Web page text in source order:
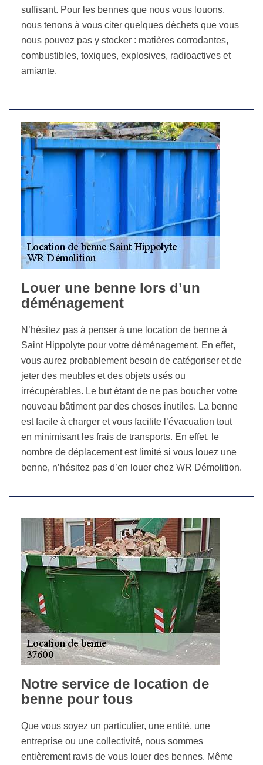
suffisant. Pour les bennes que nous vous louons,
nous tenons à vous citer quelques déchets que vous
nous pouvez pas y stocker : matières corrodantes,
combustibles, toxiques, explosives, radioactives et
amiante.
Louer une benne lors d’un
déménagement
N’hésitez pas à penser à une location de benne à
Saint Hippolyte pour votre déménagement. En effet,
vous aurez probablement besoin de catégoriser et de
jeter des meubles et des objets usés ou
irrécupérables. Le but étant de ne pas boucher votre
nouveau bâtiment par des choses inutiles. La benne
est facile à charger et vous facilite l’évacuation tout
en minimisant les frais de transports. En effet, le
nombre de déplacement est limité si vous louez une
benne, n’hésitez pas d’en louer chez WR Démolition.
Notre service de location de
benne pour tous
Que vous soyez un particulier, une entité, une
entreprise ou une collectivité, nous sommes
entièrement ravis de vous louer des bennes. Même